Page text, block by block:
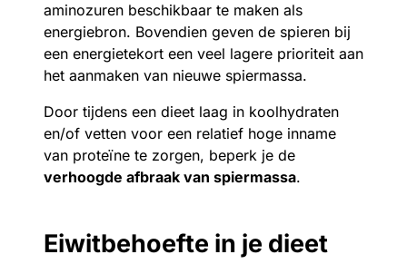
aminozuren beschikbaar te maken als
energiebron. Bovendien geven de spieren bij
een energietekort een veel lagere prioriteit aan
het aanmaken van nieuwe spiermassa.
Door tijdens een dieet laag in koolhydraten
en/of vetten voor een relatief hoge inname
van proteïne te zorgen, beperk je de
verhoogde afbraak van spiermassa.
Eiwitbehoefte in je dieet